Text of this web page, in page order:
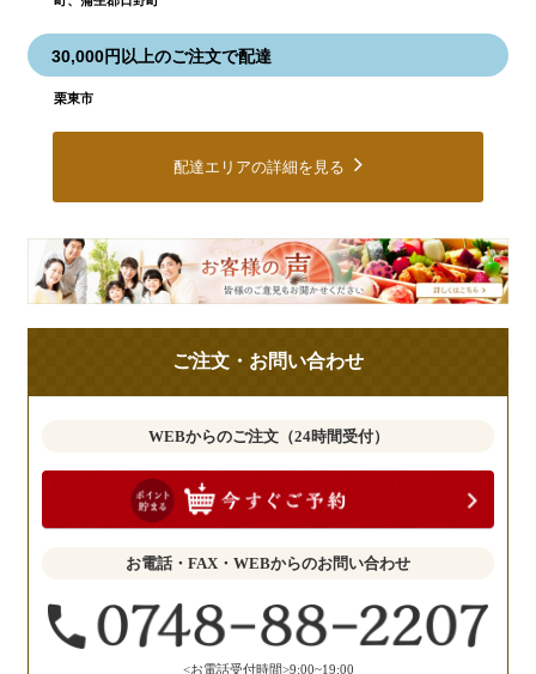
30,000円以上のご注文で配達
栗東市
配達エリアの詳細を見る
皆
様
の
見
聞
か
だ
ご注文・お問い合わせ
WEBからのご注文（24時間受付）
お電話・FAX・WEBからのお問い合わせ
<お電話受付時間>9:00~19:00